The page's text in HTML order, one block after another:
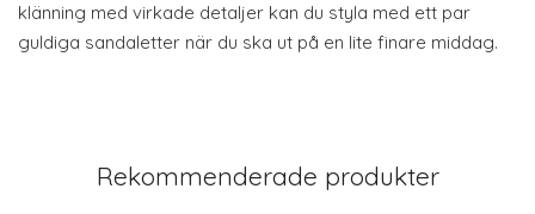
klänning med virkade detaljer kan du styla med ett par
guldiga sandaletter när du ska ut på en lite finare middag.
Rekommenderade produkter